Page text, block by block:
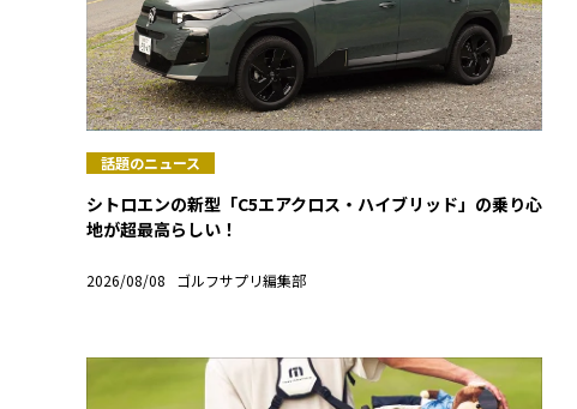
話題のニュース
シトロエンの新型「C5エアクロス・ハイブリッド」の乗り心
地が超最高らしい！
2026/08/08 ゴルフサプリ編集部